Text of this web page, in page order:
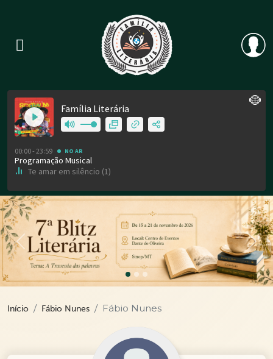
Previous
Início Fábio Nunes Fábio Nunes